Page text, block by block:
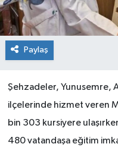
Paylaş
Şehzadeler, Yunusemre,
ilçelerinde hizmet veren
bin 303 kursiyere
480 vatandaşa eğitim